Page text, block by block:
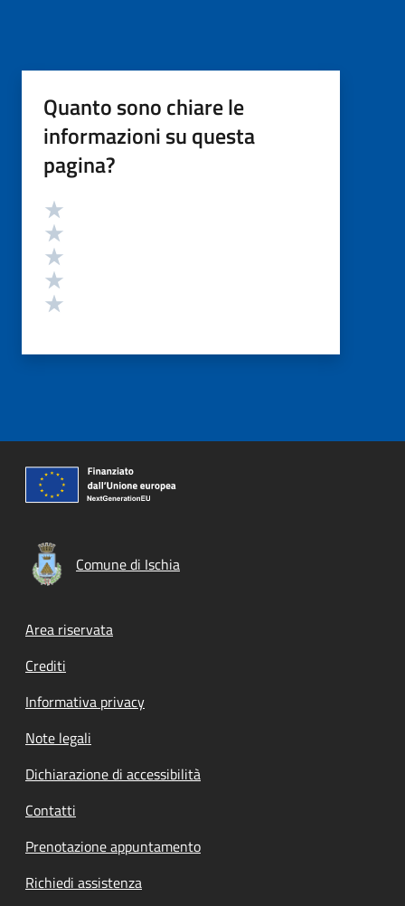
Quanto sono chiare le
informazioni su questa
pagina?
Valutazione
Comune di Ischia
Footer menu
Area riservata
Crediti
Informativa privacy
Note legali
Dichiarazione di accessibilità
Contatti
Prenotazione appuntamento
Richiedi assistenza